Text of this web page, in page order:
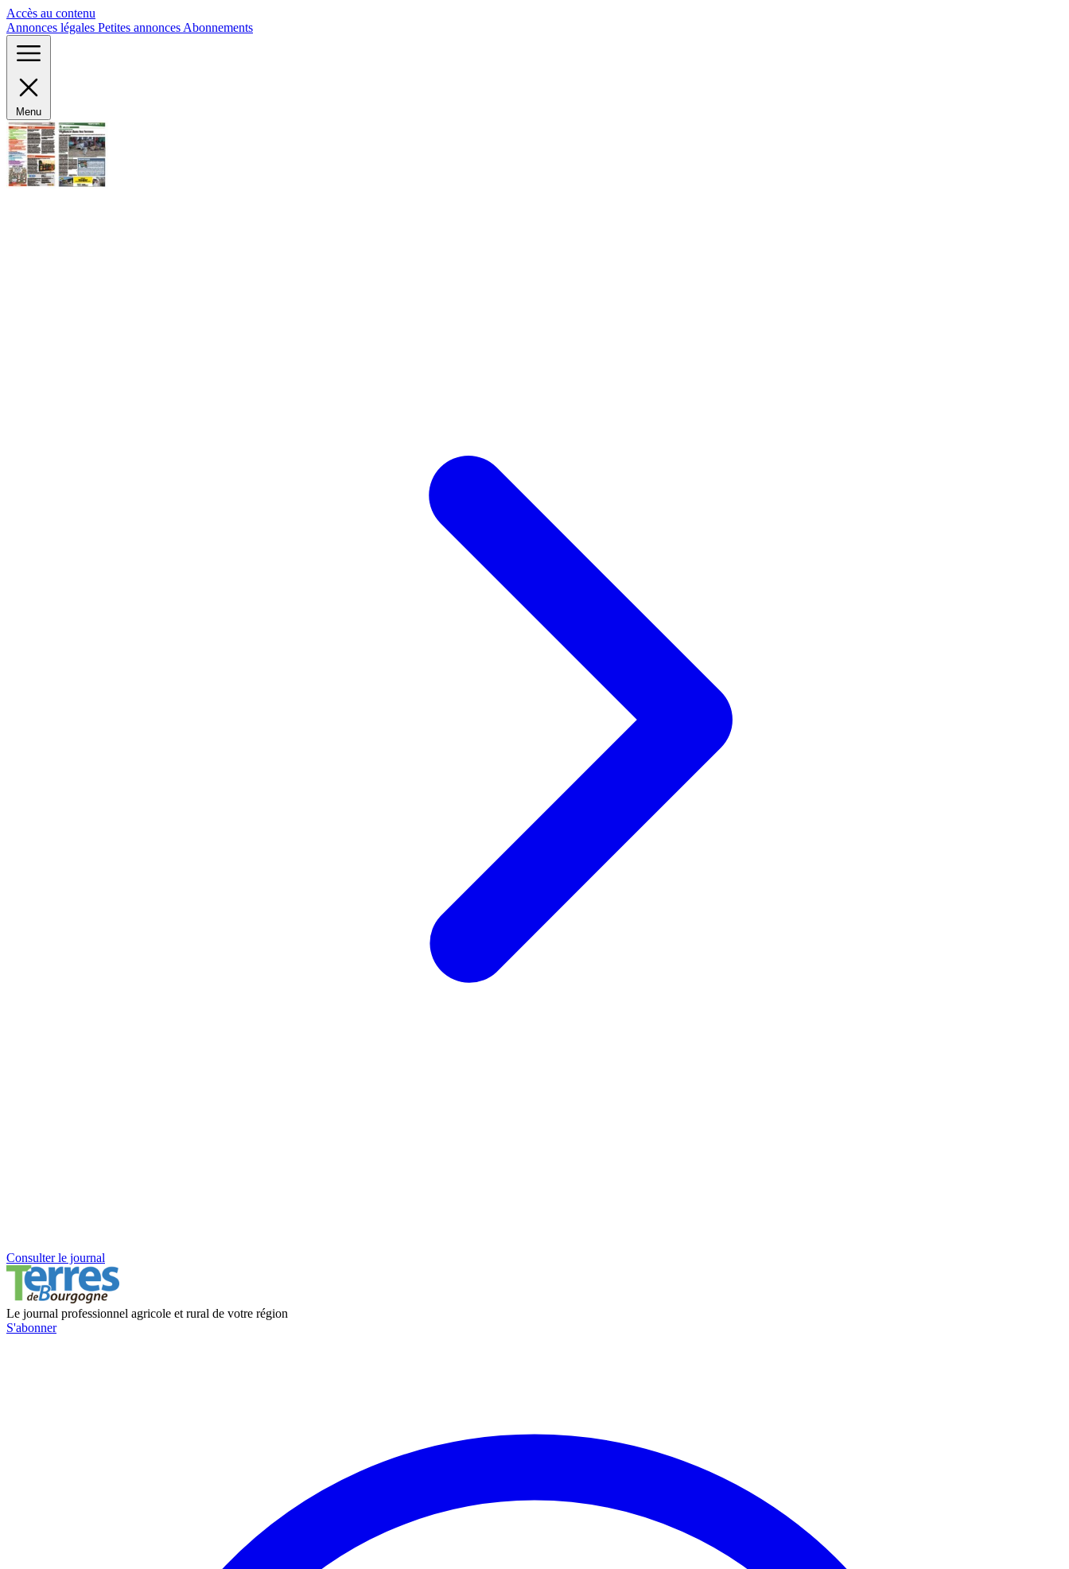
Accès au contenu
Annonces légales Petites annonces Abonnements
Menu
Consulter le journal
Le journal professionnel agricole et rural de votre région
S'abonner
Panneau de gestion des cookies